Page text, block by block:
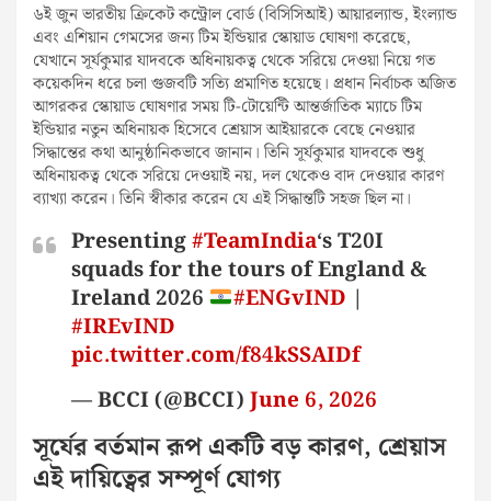
৬ই জুন ভারতীয় ক্রিকেট কন্ট্রোল বোর্ড (বিসিসিআই) আয়ারল্যান্ড, ইংল্যান্ড
এবং এশিয়ান গেমসের জন্য টিম ইন্ডিয়ার স্কোয়াড ঘোষণা করেছে,
যেখানে সূর্যকুমার যাদবকে অধিনায়কত্ব থেকে সরিয়ে দেওয়া নিয়ে গত
কয়েকদিন ধরে চলা গুজবটি সত্যি প্রমাণিত হয়েছে। প্রধান নির্বাচক অজিত
আগরকর স্কোয়াড ঘোষণার সময় টি-টোয়েন্টি আন্তর্জাতিক ম্যাচে টিম
ইন্ডিয়ার নতুন অধিনায়ক হিসেবে শ্রেয়াস আইয়ারকে বেছে নেওয়ার
সিদ্ধান্তের কথা আনুষ্ঠানিকভাবে জানান। তিনি সূর্যকুমার যাদবকে শুধু
অধিনায়কত্ব থেকে সরিয়ে দেওয়াই নয়, দল থেকেও বাদ দেওয়ার কারণ
ব্যাখ্যা করেন। তিনি স্বীকার করেন যে এই সিদ্ধান্তটি সহজ ছিল না।
Presenting#TeamIndia‘s T20I
squads for the tours of England &
Ireland 2026
#ENGvIND |
#IREvIND
pic.twitter.com/f84kSSAIDf
— BCCI (@BCCI)June 6, 2026
সূর্যের বর্তমান রূপ একটি বড় কারণ, শ্রেয়াস
এই দায়িত্বের সম্পূর্ণ যোগ্য